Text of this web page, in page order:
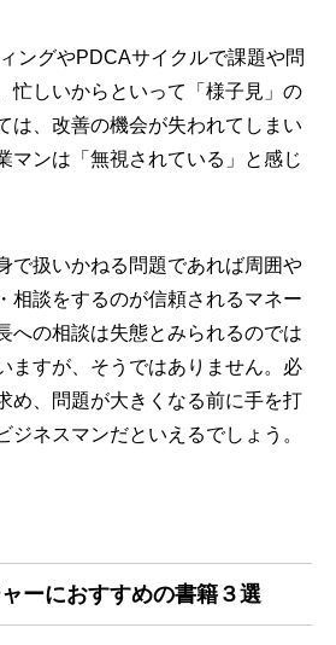
ングやPDCAサイクルで課題や問
忙しいからといって「様子見」の
は、改善の機会が失われてしまい
マンは「無視されている」と感じ
で扱いかねる問題であれば周囲や
相談をするのが信頼されるマネー
への相談は失態とみられるのでは
ますが、そうではありません。必
め、問題が大きくなる前に手を打
ジネスマンだといえるでしょう。
ーにおすすめの書籍３選